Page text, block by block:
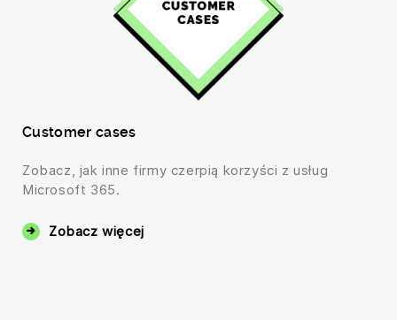
Customer cases
Zobacz, jak inne firmy czerpią korzyści z usług
Microsoft 365.
Zobacz więcej